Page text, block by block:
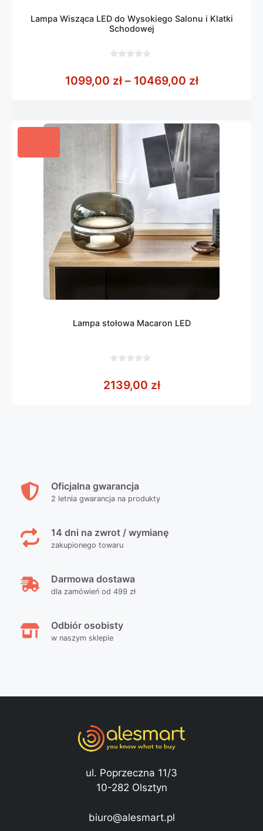
Lampa Wisząca LED do Wysokiego Salonu i Klatki
Schodowej
5
1099,00 zł – 10469,00 złZakres
Lampa stołowa Macaron LED
5
2139,00 zł
Oficjalna gwarancja
2 letnia gwarancja na produkty
14 dni na zwrot / wymianę
zakupionego towaru
Darmowa dostawa
dla zamówień od 499 zł
Odbiór osobisty
w naszym sklepie
ul. Poprzeczna 11/3
10-282 Olsztyn
biuro@alesmart.pl